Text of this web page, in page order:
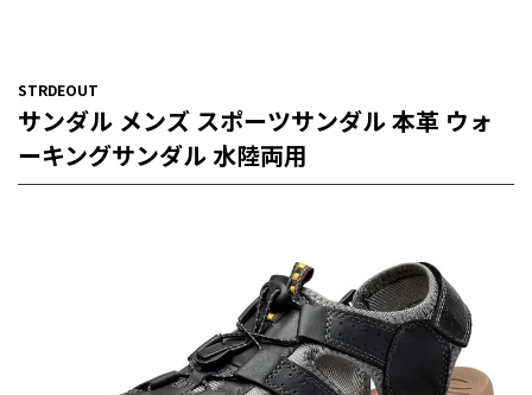
STRDEOUT
サンダル メンズ スポーツサンダル 本革 ウォ
ーキングサンダル 水陸両用